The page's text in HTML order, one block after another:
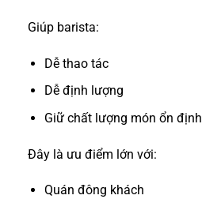
Giúp barista:
Dễ thao tác
Dễ định lượng
Giữ chất lượng món ổn định
Đây là ưu điểm lớn với:
Quán đông khách